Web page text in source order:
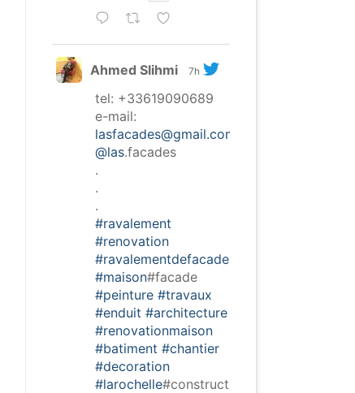
Ahmed Slihmi 7h
tel: +33619090689
e-mail:
lasfacades@gmail.com
@las.facades
.
.
.
#ravalement
#renovation
#ravalementdefacade
#maison#facade
#peinture #travaux
#enduit #architecture
#renovationmaison
#batiment #chantier
#decoration
#larochelle#construction